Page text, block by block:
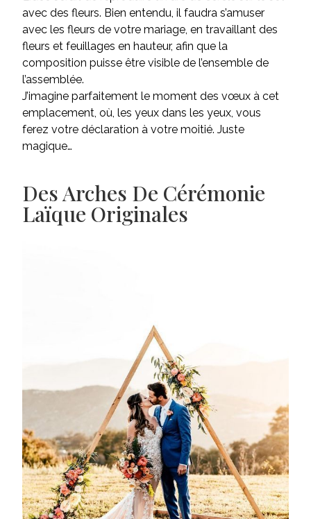
avec des fleurs. Bien entendu, il faudra s’amuser
avec les fleurs de votre mariage, en travaillant des
fleurs et feuillages en hauteur, afin que la
composition puisse être visible de l’ensemble de
l’assemblée.
J’imagine parfaitement le moment des vœux à cet
emplacement, où, les yeux dans les yeux, vous
ferez votre déclaration à votre moitié. Juste
magique…
Des Arches De Cérémonie
Laïque Originales